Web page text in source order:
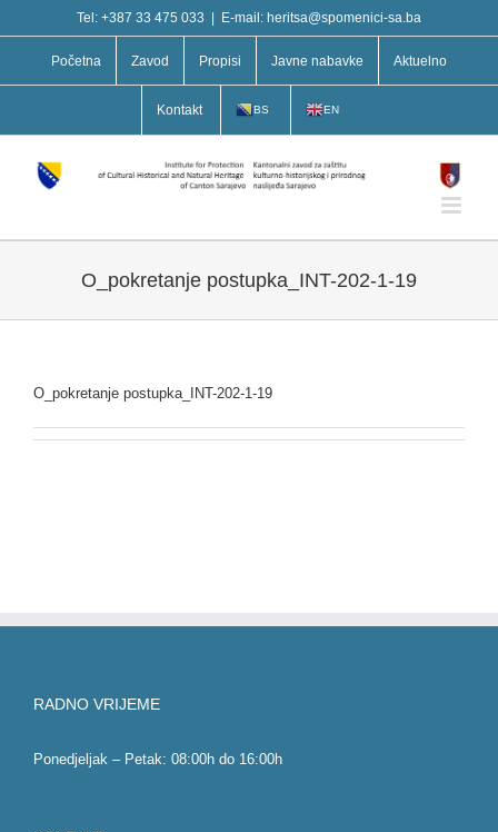
to
Tel: +387 33 475 033 E-mail: heritsa@spomenici-sa.ba
Početna Zavod Propisi Javne nabavke Aktuelno
Kontakt BS EN
O_pokretanje postupka_INT-202-1-19
O_pokretanje postupka_INT-202-1-19
RADNO VRIJEME
Ponedjeljak – Petak: 08:00h do 16:00h